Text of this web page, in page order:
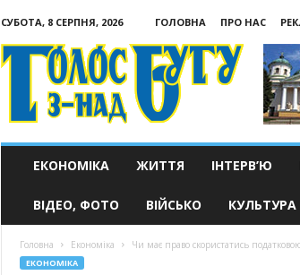
СУБОТА, 8 СЕРПНЯ, 2026 ГОЛОВНА ПРО НАС
Голос
з-
ЕКОНОМІКА ЖИТТЯ ІНТЕРВ’Ю
ВІДЕО, ФОТО ВІЙСЬКО КУЛЬТУРА
Головна Економіка Чи має право скористатись
ЕКОНОМІКА